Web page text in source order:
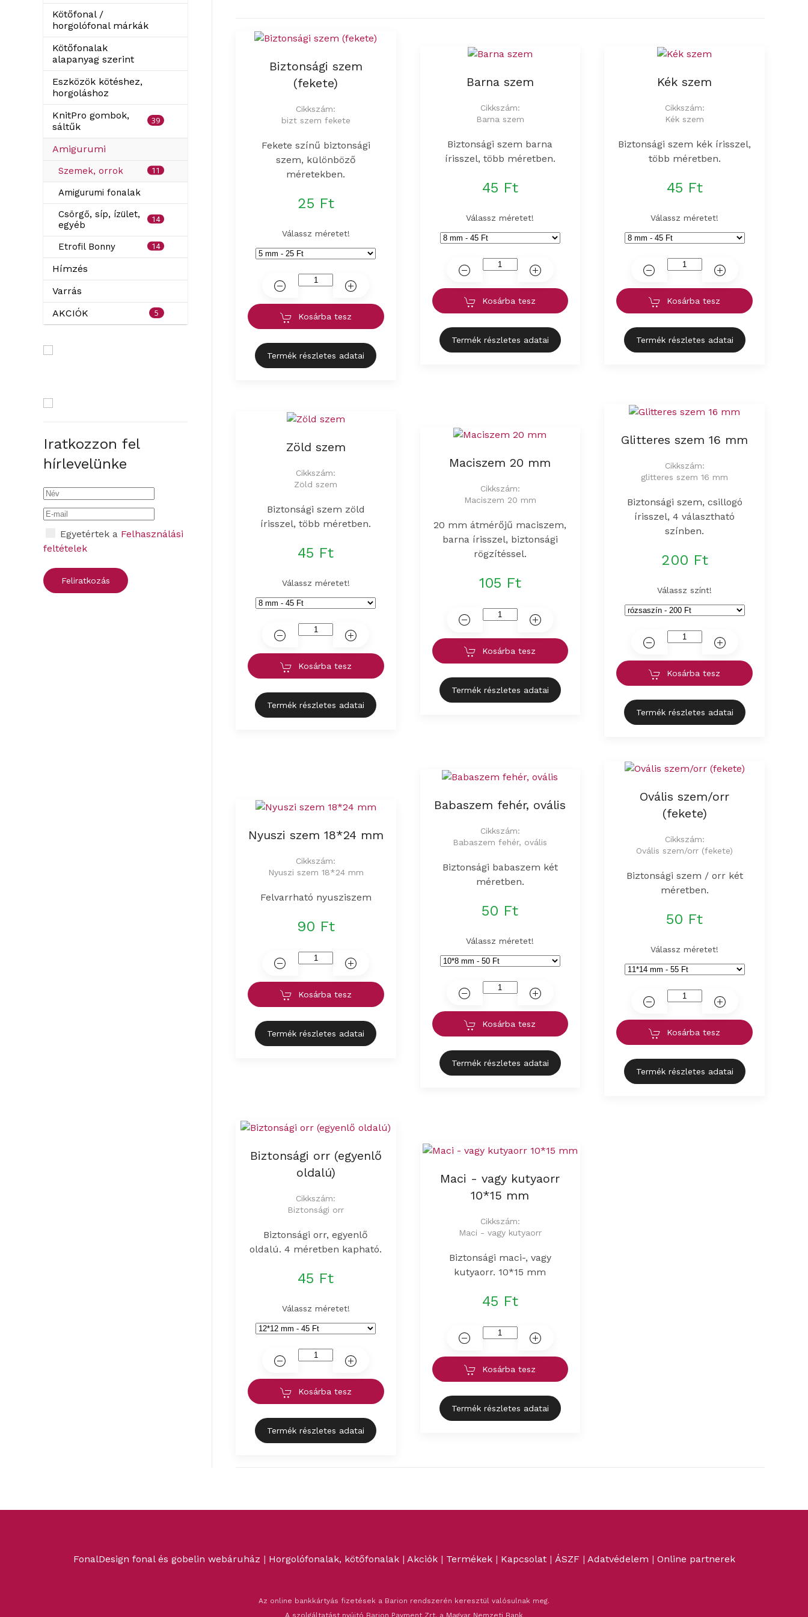
Kötőfonal /
horgolófonal márkák
Kötőfonalak
alapanyag szerint
Eszközök kötéshez,
horgoláshoz
KnitPro gombok,
sáltűk
39
Amigurumi
Szemek, orrok 11
Amigurumi fonalak
Csörgő, síp, ízület,
egyéb
14
Etrofil Bonny 14
Hímzés
Varrás
AKCIÓK
5
Iratkozzon fel
hírlevelünke
Egyetértek a Felhasználási
feltételek
Biztonsági szem
(fekete)
Cikkszám:
bizt szem fekete
Fekete színű biztonsági
szem, különböző
méretekben.
25 Ft
Válassz méretet!
Kosárba tesz
Termék részletes adatai
Barna szem
Cikkszám:
Barna szem
Biztonsági szem barna
írisszel, több méretben.
45 Ft
Válassz méretet!
Kosárba tesz
Termék részletes adatai
Kék szem
Cikkszám:
Kék szem
Biztonsági szem kék írisszel,
több méretben.
45 Ft
Válassz méretet!
Kosárba tesz
Termék részletes adatai
Zöld szem
Cikkszám:
Zöld szem
Biztonsági szem zöld
írisszel, több méretben.
45 Ft
Válassz méretet!
Kosárba tesz
Termék részletes adatai
Maciszem 20 mm
Cikkszám:
Maciszem 20 mm
20 mm átmérőjű maciszem,
barna írisszel, biztonsági
rögzítéssel.
105 Ft
Kosárba tesz
Termék részletes adatai
Glitteres szem 16 mm
Cikkszám:
glitteres szem 16 mm
Biztonsági szem, csillogó
írisszel, 4 választható
színben.
200 Ft
Válassz színt!
Kosárba tesz
Termék részletes adatai
Nyuszi szem 18*24 mm
Cikkszám:
Nyuszi szem 18*24 mm
Felvarrható nyusziszem
90 Ft
Kosárba tesz
Termék részletes adatai
Babaszem fehér, ovális
Cikkszám:
Babaszem fehér, ovális
Biztonsági babaszem két
méretben.
50 Ft
Válassz méretet!
Kosárba tesz
Termék részletes adatai
Ovális szem/orr
(fekete)
Cikkszám:
Ovális szem/orr (fekete)
Biztonsági szem / orr két
méretben.
50 Ft
Válassz méretet!
Kosárba tesz
Termék részletes adatai
Biztonsági orr (egyenlő
oldalú)
Cikkszám:
Biztonsági orr
Biztonsági orr, egyenlő
oldalú. 4 méretben kapható.
45 Ft
Válassz méretet!
Kosárba tesz
Termék részletes adatai
Maci - vagy kutyaorr
10*15 mm
Cikkszám:
Maci - vagy kutyaorr
Biztonsági maci-, vagy
kutyaorr. 10*15 mm
45 Ft
Kosárba tesz
Termék részletes adatai
FonalDesign fonal és gobelin webáruház | Horgolófonalak, kötőfonalak| Akciók| Termékek| Kapcsolat| ÁSZF| Adatvédelem | Online partnerek
Az online bankkártyás fizetések a Barion rendszerén keresztül valósulnak meg.
A szolgáltatást nyújtó Barion Payment Zrt. a Magyar Nemzeti Bank